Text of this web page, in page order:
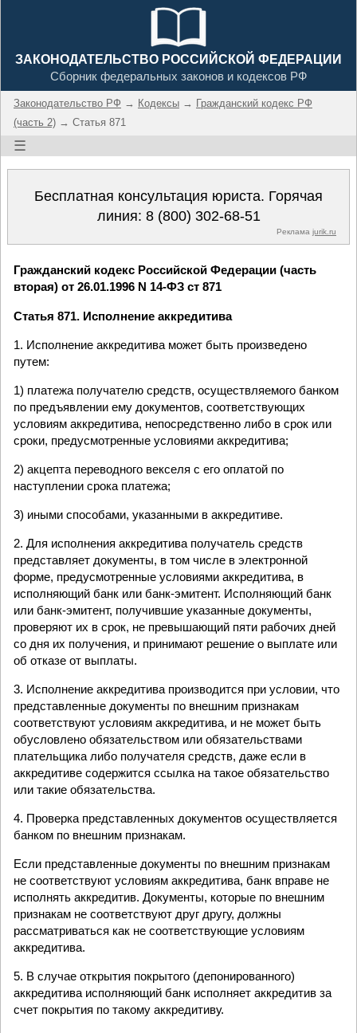
ЗАКОНОДАТЕЛЬСТВО РОССИЙСКОЙ ФЕДЕРАЦИИ
Сборник федеральных законов и кодексов РФ
Законодательство РФ → Кодексы → Гражданский кодекс РФ
(часть 2) → Статья 871
☰
Бесплатная консультация юриста. Горячая
линия: 8 (800) 302-68-51
Реклама jurik.ru
Гражданский кодекс Российской Федерации (часть
вторая) от 26.01.1996 N 14-ФЗ ст 871
Статья 871. Исполнение аккредитива
1. Исполнение аккредитива может быть произведено
путем:
1) платежа получателю средств, осуществляемого банком
по предъявлении ему документов, соответствующих
условиям аккредитива, непосредственно либо в срок или
сроки, предусмотренные условиями аккредитива;
2) акцепта переводного векселя с его оплатой по
наступлении срока платежа;
3) иными способами, указанными в аккредитиве.
2. Для исполнения аккредитива получатель средств
представляет документы, в том числе в электронной
форме, предусмотренные условиями аккредитива, в
исполняющий банк или банк-эмитент. Исполняющий банк
или банк-эмитент, получившие указанные документы,
проверяют их в срок, не превышающий пяти рабочих дней
со дня их получения, и принимают решение о выплате или
об отказе от выплаты.
3. Исполнение аккредитива производится при условии, что
представленные документы по внешним признакам
соответствуют условиям аккредитива, и не может быть
обусловлено обязательством или обязательствами
плательщика либо получателя средств, даже если в
аккредитиве содержится ссылка на такое обязательство
или такие обязательства.
4. Проверка представленных документов осуществляется
банком по внешним признакам.
Если представленные документы по внешним признакам
не соответствуют условиям аккредитива, банк вправе не
исполнять аккредитив. Документы, которые по внешним
признакам не соответствуют друг другу, должны
рассматриваться как не соответствующие условиям
аккредитива.
5. В случае открытия покрытого (депонированного)
аккредитива исполняющий банк исполняет аккредитив за
счет покрытия по такому аккредитиву.